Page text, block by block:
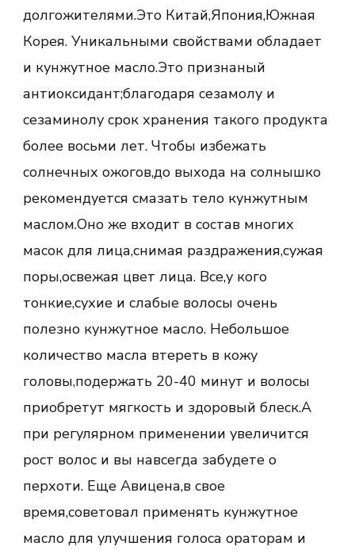
долгожителями.Это Китай,Япония,Южная
Корея. Уникальными свойствами обладает
и кунжутное масло.Это признаный
антиоксидант;благодаря сезамолу и
сезаминолу срок хранения такого продукта
более восьми лет. Чтобы избежать
солнечных ожогов,до выхода на солнышко
рекомендуется смазать тело кунжутным
маслом.Оно же входит в состав многих
масок для лица,снимая раздражения,сужая
поры,освежая цвет лица. Все,у кого
тонкие,сухие и слабые волосы очень
полезно кунжутное масло. Небольшое
количество масла втереть в кожу
головы,подержать 20-40 минут и волосы
приобретут мягкость и здоровый блеск.А
при регулярном применении увеличится
рост волос и вы навсегда забудете о
перхоти. Еще Авицена,в свое
время,советовал применять кунжутное
масло для улучшения голоса ораторам и